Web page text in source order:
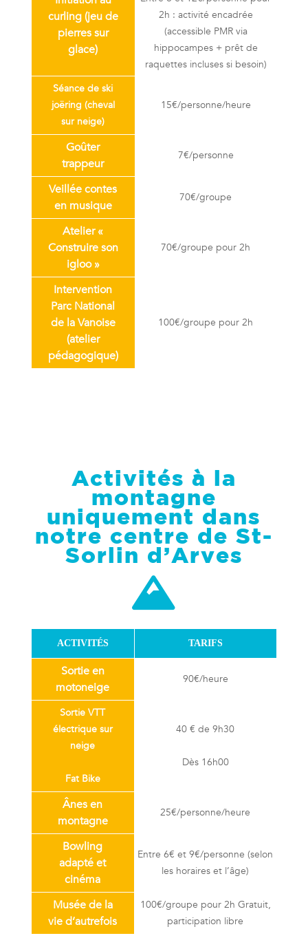
curling (jeu de
pierres sur
glace)
2h : activité encadrée
(accessible PMR via
hippocampes + prêt de
raquettes incluses si besoin)
Séance de ski
joëring (cheval
sur neige)
15€/personne/heure
Goûter
trappeur
7€/personne
Veillée contes
en musique
70€/groupe
Atelier «
Construire son
igloo »
70€/groupe pour 2h
Intervention
Parc National
de la Vanoise
(atelier
pédagogique)
100€/groupe pour 2h
Activités à la
montagne
uniquement dans
notre centre de St-
Sorlin d’Arves

ACTIVITÉS TARIFS
Sortie en
motoneige
90€/heure
Sortie VTT
électrique sur
neige
Fat Bike
40 € de 9h30
Dès 16h00
Ânes en
montagne
25€/personne/heure
Bowling
adapté et
cinéma
Entre 6€ et 9€/personne (selon
les horaires et l’âge)
Musée de la
vie d’autrefois
100€/groupe pour 2h Gratuit,
participation libre